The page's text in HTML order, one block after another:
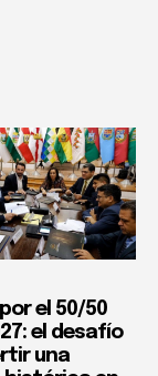
el 50/50
el desafío
una